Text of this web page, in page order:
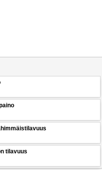
tilavuus